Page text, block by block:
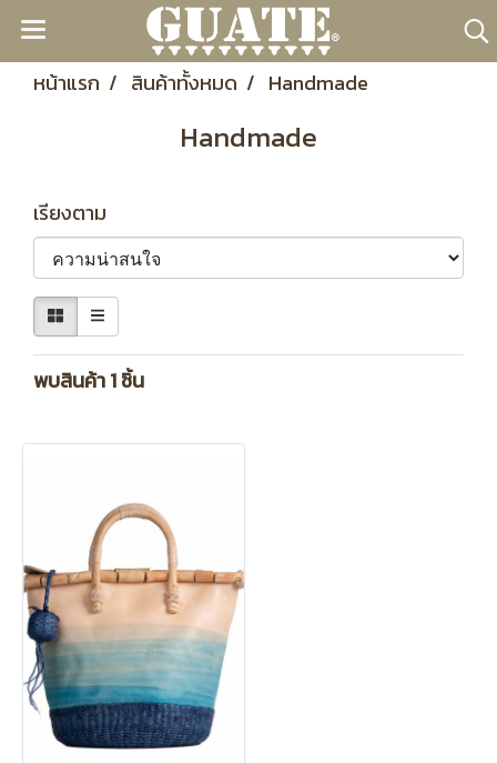
หน้าแรก สินค้าทั้งหมด Handmade
Handmade
เรียงตาม
พบสินค้า 1 ชิ้น